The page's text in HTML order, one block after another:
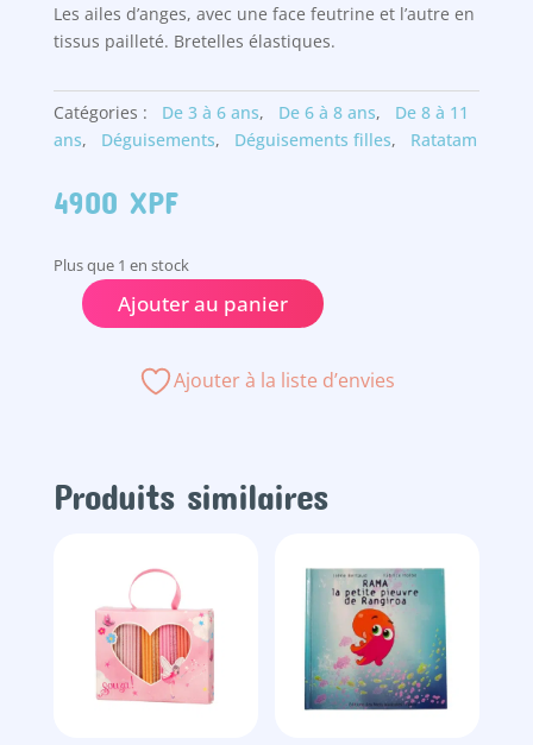
Les ailes d’anges, avec une face feutrine et l’autre en
tissus pailleté. Bretelles élastiques.
Catégories : De 3 à 6 ans, De 6 à 8 ans,
De 8 à 11
ans, Déguisements, Déguisements filles, Ratatam
4900 XPF
Plus que 1 en stock
quantitéAjouter au panier
Ajouter à la liste d’envies
Produits similaires